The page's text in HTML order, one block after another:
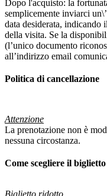
Dopo l'acquisto: la
semplicemente inviarci
data desiderata, indicando
della visita. Se la
(l’unico documento
all’indirizzo email
Politica di cancellazione
Attenzione
La prenotazione non è
nessuna circostanza.
Come scegliere il